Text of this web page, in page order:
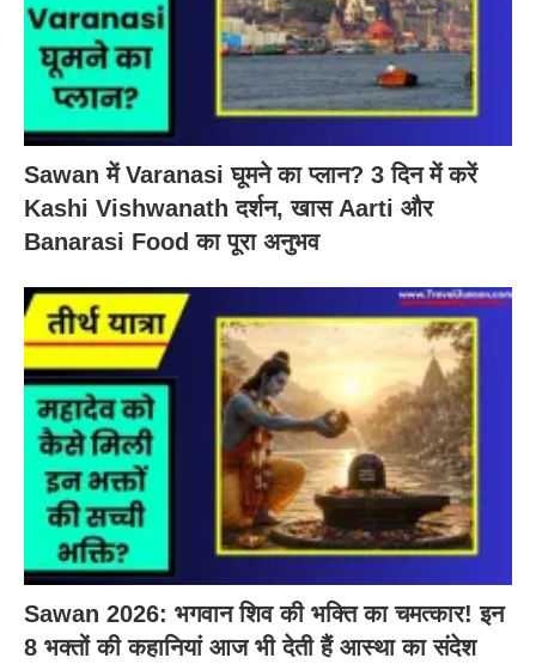
Sawan में Varanasi घूमने का प्लान? 3 दिन में करें
Kashi Vishwanath दर्शन, खास Aarti और
Banarasi Food का पूरा अनुभव
Sawan 2026: भगवान शिव की भक्ति का चमत्कार! इन
8 भक्तों की कहानियां आज भी देती हैं आस्था का संदेश